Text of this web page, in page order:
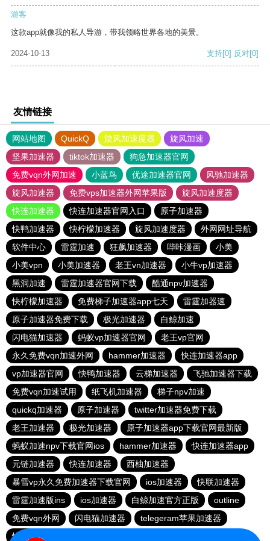
游客
这款app就像我的私人导游，带我领略世界各地的美景。
2024-10-13 支持[0] 反对[0]
友情链接
网站地图 QuickQ 旋风加速度器
旋风加速
坚果加速器
tiktok加速器
狗急加速器官网
免费vqn外网加速
小蓝鸟 优途加速器官网
风驰加速器
旋风加速器
免费vps加速器外网苹果版
旋风加速度器
快连加速器
快连加速器官网入口
原子加速器
快鸭加速器
快柠檬加速器 旋风加速度器
外网网址导航
软件中心
雷霆加速 狂飙加速器 哔咔漫画
小美
小美vpn
小美加速器 老王vn加速器
小牛vp加速器
黑洞加速
雷霆加速器官网下载
酷通npv加速器
快柠檬加速器
免费梯子加速器app七天
雷霆加器速
原子加速器免费下载
极光加速器
白鲸加速
闪电猫加速器
蚂蚁vp加速器官网
老王vp官网
永久免费vqn加速外网
hammer加速器
快连加速器app
vp加速器官网
快鸭加速器 云梯加速器
飞驰加速器下载
免费vqn加速试用
纸飞机加速器
梯子npv加速
quickq加速器
原子加速器
twitter加速器免费下载
老王加速器
极光加速器
原子加速器app下载官网最新版
蚂蚁加速npv下载官网ios
hammer加速器
快连加速器app
元链加速器
快连加速器
西柚加速器
暴雪vp永久免费加速器下载官网
ios加速器
快联加速器
雷霆加速版ins
ios加速器 白鲸加速官方正版
outline
免费vqn外网
闪电猫加速器
telegeram苹果加速器
快连lets加速器